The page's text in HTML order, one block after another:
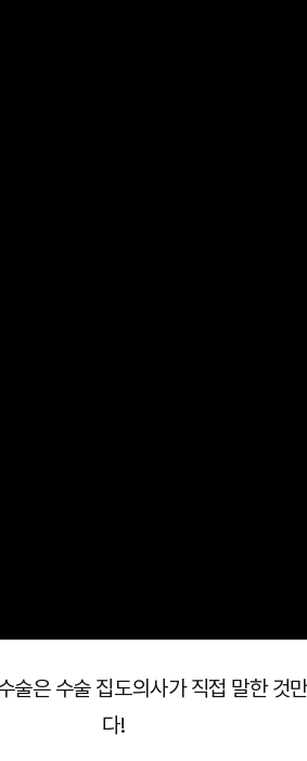
술은 수술 집도의사가 직접 말한 것
다!